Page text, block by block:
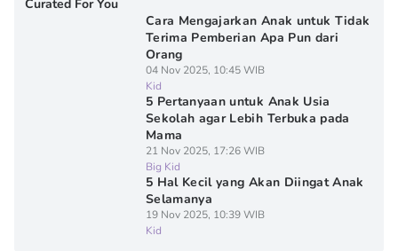
Curated For You
Cara Mengajarkan Anak untuk Tidak
Terima Pemberian Apa Pun dari
Orang
04 Nov 2025, 10:45 WIB
Kid
5 Pertanyaan untuk Anak Usia
Sekolah agar Lebih Terbuka pada
Mama
21 Nov 2025, 17:26 WIB
Big Kid
5 Hal Kecil yang Akan Diingat Anak
Selamanya
19 Nov 2025, 10:39 WIB
Kid